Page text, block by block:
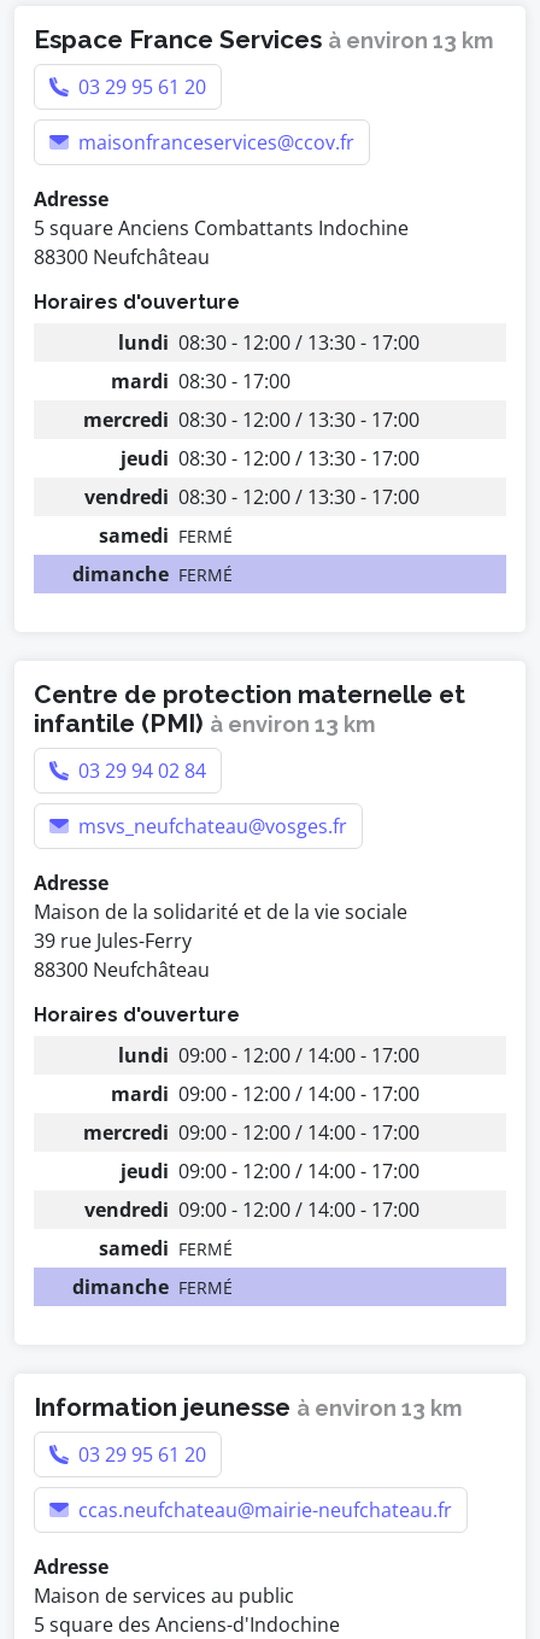
Espace France Services à environ 13 km
03 29 95 61 20
maisonfranceservices@ccov.fr
Adresse
5 square Anciens Combattants Indochine
88300 Neufchâteau
Horaires d'ouverture
lundi 08:30 - 12:00 / 13:30 - 17:00
mardi 08:30 - 17:00
mercredi 08:30 - 12:00 / 13:30 - 17:00
jeudi 08:30 - 12:00 / 13:30 - 17:00
vendredi 08:30 - 12:00 / 13:30 - 17:00
samedi FERMÉ
dimanche FERMÉ
Centre de protection maternelle et
infantile (PMI) à environ 13 km
03 29 94 02 84
msvs_neufchateau@vosges.fr
Adresse
Maison de la solidarité et de la vie sociale
39 rue Jules-Ferry
88300 Neufchâteau
Horaires d'ouverture
lundi 09:00 - 12:00 / 14:00 - 17:00
mardi 09:00 - 12:00 / 14:00 - 17:00
mercredi 09:00 - 12:00 / 14:00 - 17:00
jeudi 09:00 - 12:00 / 14:00 - 17:00
vendredi 09:00 - 12:00 / 14:00 - 17:00
samedi FERMÉ
dimanche FERMÉ
Information jeunesse à environ 13 km
03 29 95 61 20
ccas.neufchateau@mairie-neufchateau.fr
Adresse
Maison de services au public
5 square des Anciens-d'Indochine